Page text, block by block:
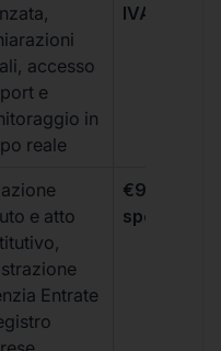
accesso
e
in
reale
IVA/
e atto
Entrate
€99 + IVA
spese